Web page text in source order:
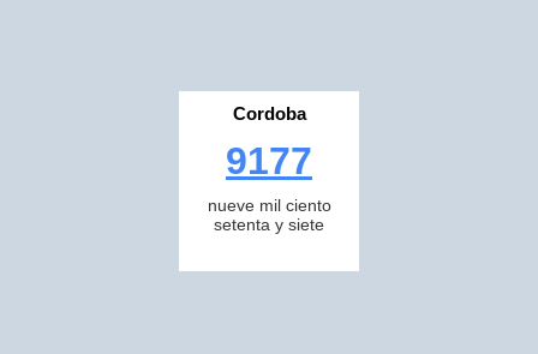
Cordoba
9177
nueve mil ciento
setenta y siete